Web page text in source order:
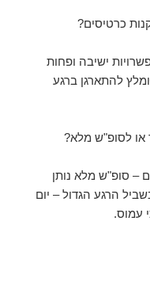
כרטיסים?
ישיבה ופחות
להתארגן ברגע
או לסופ"ש מלא?
– סופ"ש מלא נותן
הרגע הגדול – יום
עמוס.